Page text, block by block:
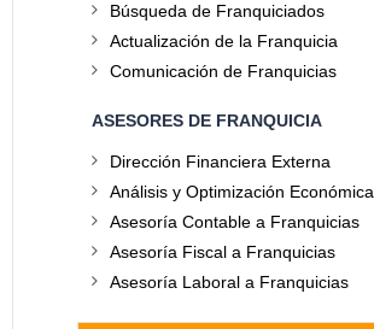
Búsqueda de Franquiciados
Actualización de la Franquicia
Comunicación de Franquicias
ASESORES DE FRANQUICIA
Dirección Financiera Externa
Análisis y Optimización Económica
Asesoría Contable a Franquicias
Asesoría Fiscal a Franquicias
Asesoría Laboral a Franquicias